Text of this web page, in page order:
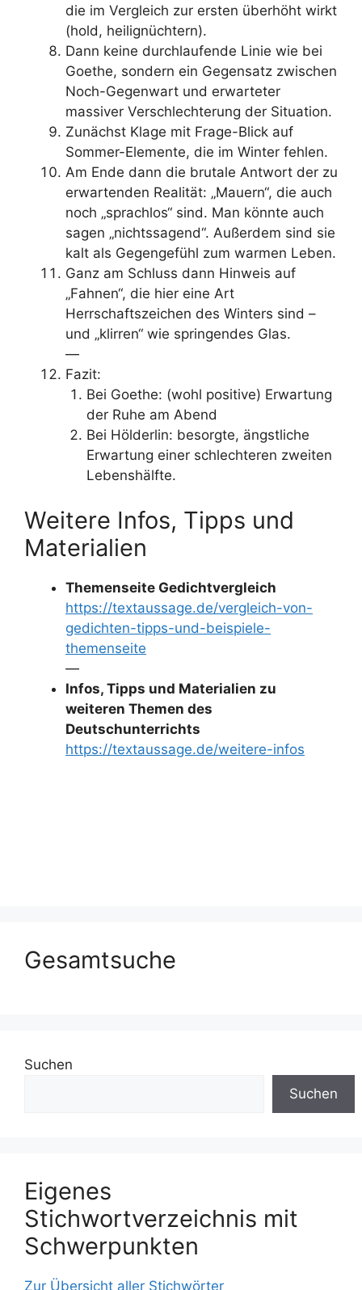
die im Vergleich zur ersten überhöht wirkt
(hold, heilignüchtern).
Dann keine durchlaufende Linie wie bei
Goethe, sondern ein Gegensatz zwischen
Noch-Gegenwart und erwarteter
massiver Verschlechterung der Situation.
Zunächst Klage mit Frage-Blick auf
Sommer-Elemente, die im Winter fehlen.
Am Ende dann die brutale Antwort der zu
erwartenden Realität: „Mauern“, die auch
noch „sprachlos“ sind. Man könnte auch
sagen „nichtssagend“. Außerdem sind sie
kalt als Gegengefühl zum warmen Leben.
Ganz am Schluss dann Hinweis auf
„Fahnen“, die hier eine Art
Herrschaftszeichen des Winters sind –
und „klirren“ wie springendes Glas.
—
Fazit:
Bei Goethe: (wohl positive) Erwartung
der Ruhe am Abend
Bei Hölderlin: besorgte, ängstliche
Erwartung einer schlechteren zweiten
Lebenshälfte.
Weitere Infos, Tipps und
Materialien
Themenseite Gedichtvergleich
https://textaussage.de/vergleich-von-
gedichten-tipps-und-beispiele-
themenseite
—
Infos, Tipps und Materialien zu
weiteren Themen des
Deutschunterrichts
https://textaussage.de/weitere-infos
Gesamtsuche
Suchen
Suchen
Eigenes
Stichwortverzeichnis mit
Schwerpunkten
Zur Übersicht aller Stichwörter